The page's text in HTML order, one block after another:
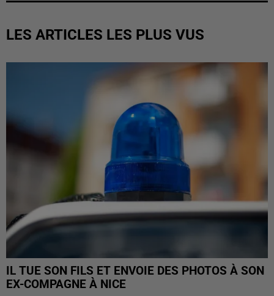
LES ARTICLES LES PLUS VUS
IL TUE SON FILS ET ENVOIE DES PHOTOS À SON
EX-COMPAGNE À NICE